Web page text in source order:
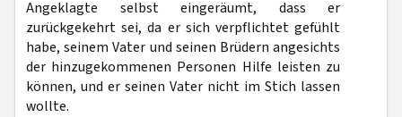
Angeklagte selbst eingeräumt, dass er
zurückgekehrt sei, da er sich verpflichtet gefühlt
habe, seinem Vater und seinen Brüdern angesichts
der hinzugekommenen Personen Hilfe leisten zu
können, und er seinen Vater nicht im Stich lassen
wollte.